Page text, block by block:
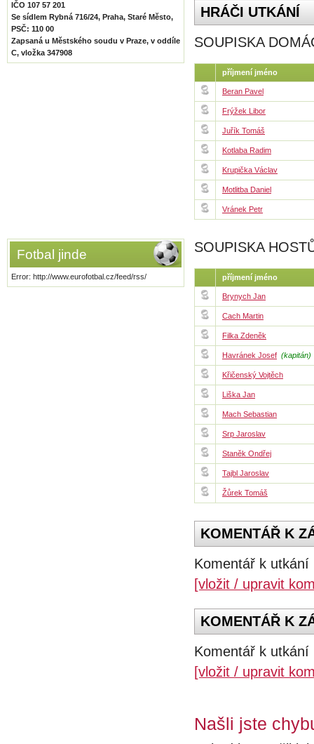
IČO 107 57 201
Se sídlem Rybná 716/24, Praha, Staré Město,
PSČ: 110 00
Zapsaná u Městského soudu v Praze, v oddíle
C, vložka 347908
Fotbal jinde
Error: http://www.eurofotbal.cz/feed/rss/
HRÁČI UTKÁNÍ
SOUPISKA
příjmení jméno
Beran Pavel
Frýžek Libor
Juřík Tomáš
Kotlaba Radim
Krupička Václav
Motlitba Daniel
Vránek Petr
SOUPISKA
příjmení jméno
Brynych Jan
Cach Martin
Filka Zdeněk
Havránek Josef (kapitán)
Křičenský Vojtěch
Liška Jan
Mach Sebastian
Srp Jaroslav
Staněk Ondřej
Tajbl Jaroslav
Žůrek Tomáš
KOMENTÁŘ K
Komentář k utkání
[vložit / upravit
KOMENTÁŘ K
Komentář k utkání
[vložit / upravit
Našli jste